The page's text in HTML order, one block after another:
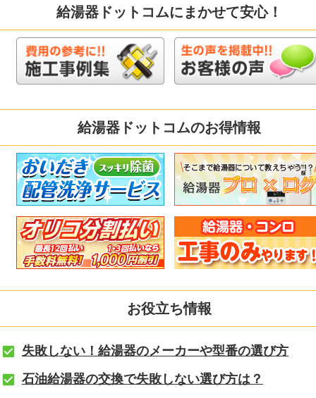
給湯器ドットコムにまかせて安心！
給湯器ドットコムのお得情報
お役立ち情報
失敗しない！給湯器のメーカーや型番の選び方
石油給湯器の交換で失敗しない選び方は？